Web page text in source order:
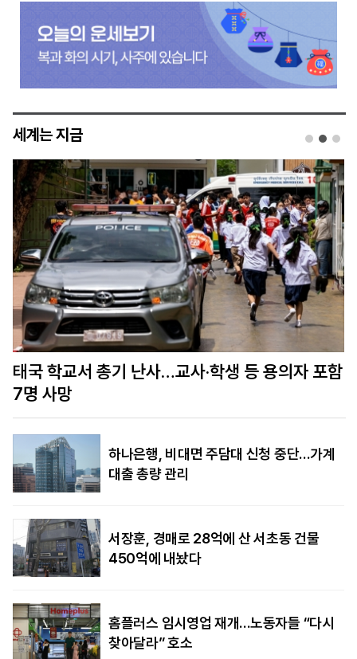
세계는 지금
美정보당국 “푸틴, 수년 내 나토 회원국 공격할 수
도…결속력 시험”
하나은행, 비대면 주담대 신청 중단…가계
대출 총량 관리
서장훈, 경매로 28억에 산 서초동 건물
450억에 내놨다
홈플러스 임시영업 재개…노동자들 “다시
찾아달라” 호소